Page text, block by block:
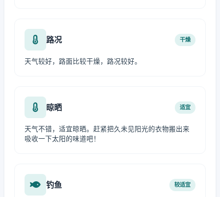
路况 干燥
天气较好，路面比较干燥，路况较好。
晾晒 适宜
天气不错，适宜晾晒。赶紧把久未见阳光的衣物搬出来
吸收一下太阳的味道吧！
钓鱼 较适宜